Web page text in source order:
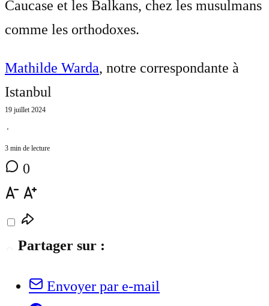
Caucase et les Balkans, chez les musulmans
comme les orthodoxes.
Mathilde Warda, notre correspondante à
Istanbul
19 juillet 2024
⋅
3 min de lecture
0
Partager sur :
Envoyer par e-mail